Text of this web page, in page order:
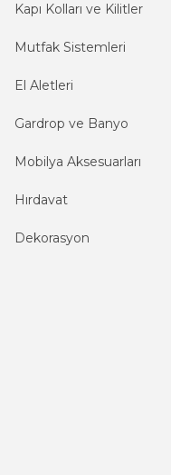
Kapı Kolları ve Kilitler
Mutfak Sistemleri
El Aletleri
Gardrop ve Banyo
Mobilya Aksesuarları
Hırdavat
Dekorasyon